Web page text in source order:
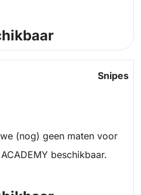
Snipes
(nog) geen maten voor
beschikbaar.